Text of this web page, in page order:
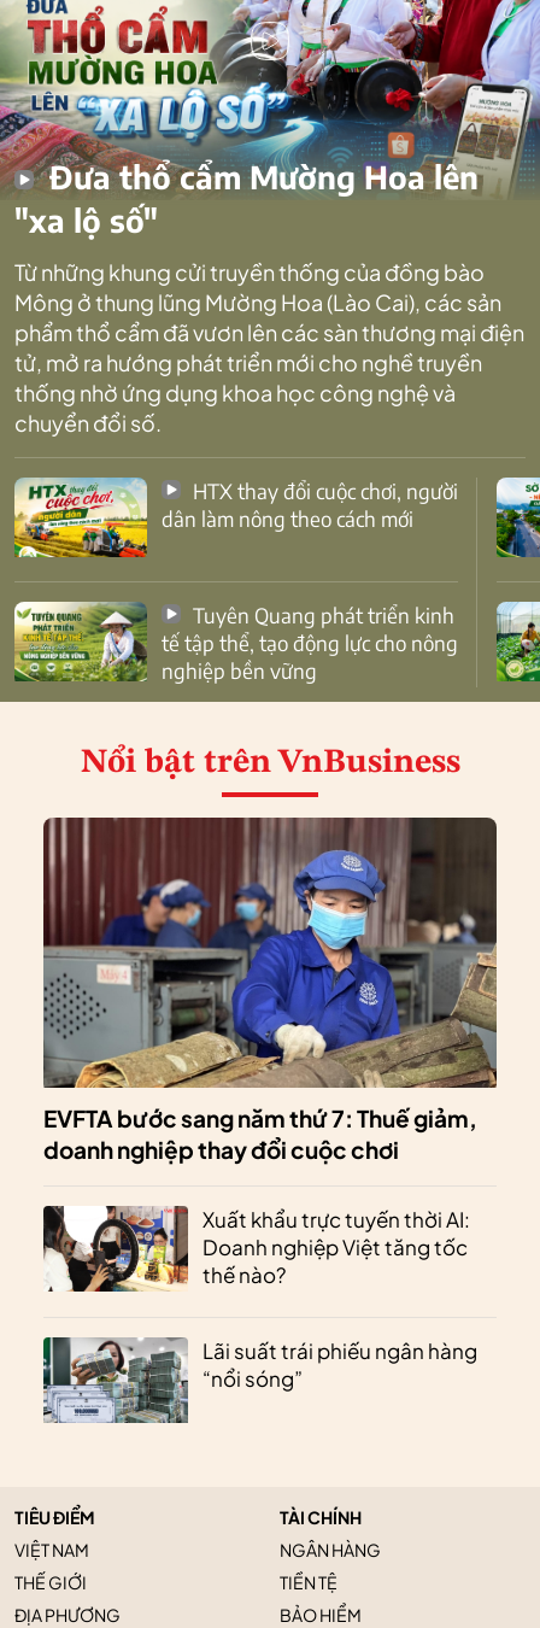
Đưa thổ cẩm Mường Hoa lên
"xa lộ số"
Từ những khung cửi truyền thống của đồng bào
Mông ở thung lũng Mường Hoa (Lào Cai), các sản
phẩm thổ cẩm đã vươn lên các sàn thương mại điện
tử, mở ra hướng phát triển mới cho nghề truyền
thống nhờ ứng dụng khoa học công nghệ và
chuyển đổi số.
dân làm nông theo cách mới
tế tập thể, tạo động lực cho nông
nghiệp bền vững
Nổi bật trên VnBusiness
EVFTA bước sang năm thứ 7: Thuế giảm,
doanh nghiệp thay đổi cuộc chơi
Xuất khẩu trực tuyến thời AI:
Doanh nghiệp Việt tăng tốc
thế nào?
Lãi suất trái phiếu ngân hàng
“nổi sóng”
TIÊU ĐIỂM
VIỆT NAM
THẾ GIỚI
ĐỊA PHƯƠNG
TÀI CHÍNH
NGÂN HÀNG
TIỀN TỆ
BẢO HIỂM